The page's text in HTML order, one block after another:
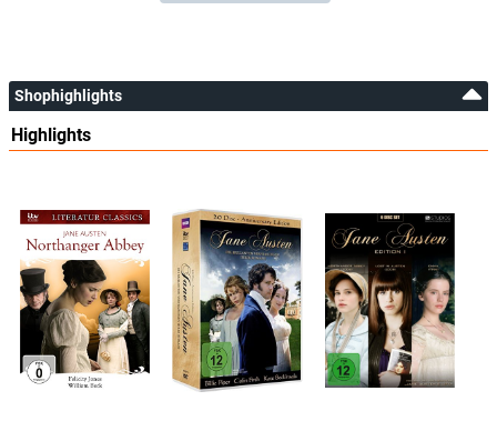
Shophighlights
Highlights